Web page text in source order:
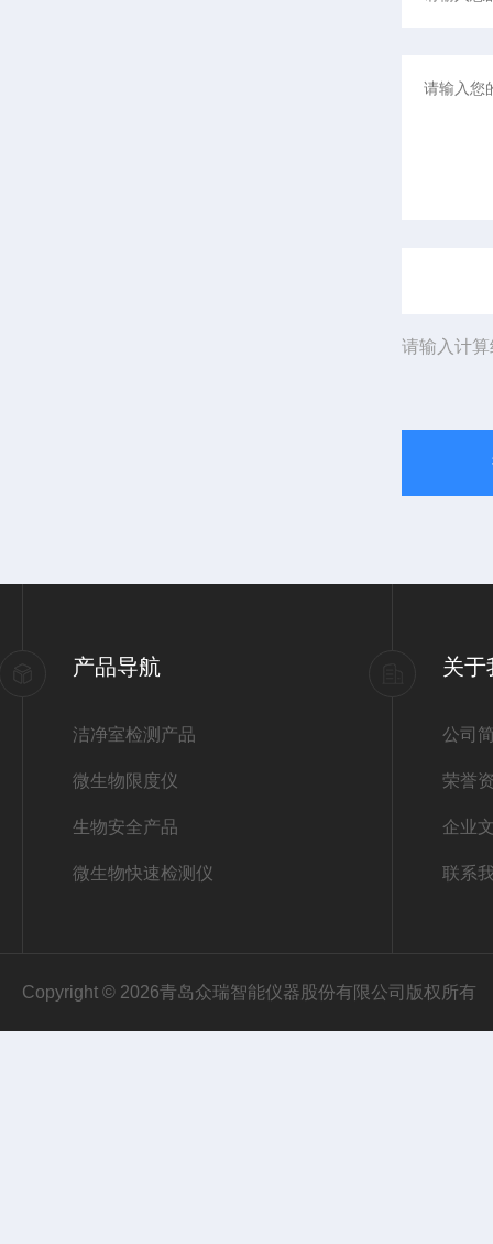
请输入计
产品导航
洁净室检测产品
微生物限度仪
生物安全产品
微生物快速检测仪
关于
公司
荣誉
企业
联系
Copyright © 2026青岛众瑞智能仪器股份有限公司版权所有